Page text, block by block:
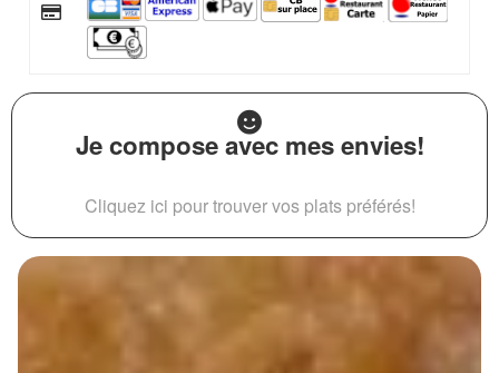
Je compose avec mes envies!
Cliquez ici pour trouver vos plats préférés!